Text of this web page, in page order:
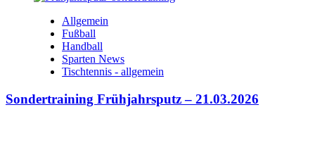
Allgemein
Fußball
Handball
Sparten News
Tischtennis - allgemein
Sondertraining Frühjahrsputz – 21.03.2026